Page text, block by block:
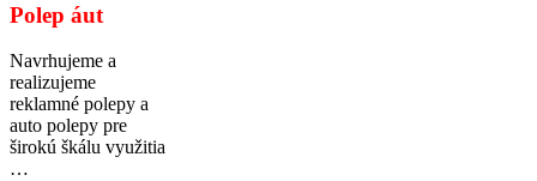
Polep áut
Navrhujeme a
realizujeme
reklamné polepy a
auto polepy pre
širokú škálu využitia
…